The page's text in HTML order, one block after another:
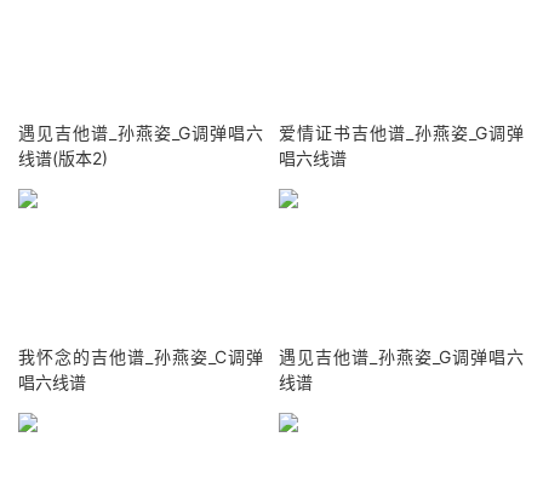
遇见吉他谱_孙燕姿_G调弹唱六
线谱(版本2)
爱情证书吉他谱_孙燕姿_G调弹
唱六线谱
我怀念的吉他谱_孙燕姿_C调弹
唱六线谱
遇见吉他谱_孙燕姿_G调弹唱六
线谱